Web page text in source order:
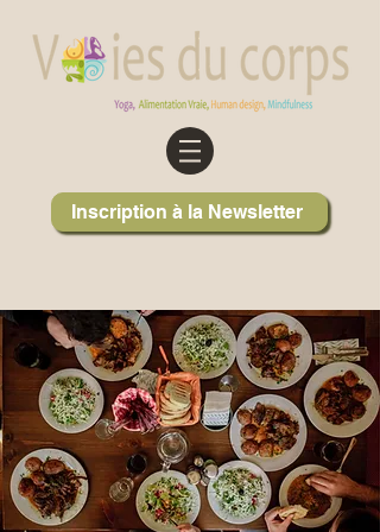
Inscription à la Newsletter